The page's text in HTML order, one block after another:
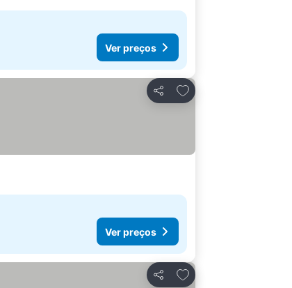
Ver preços
Partilhar
Adicionar aos favoritos
Ver preços
Partilhar
Adicionar aos favoritos